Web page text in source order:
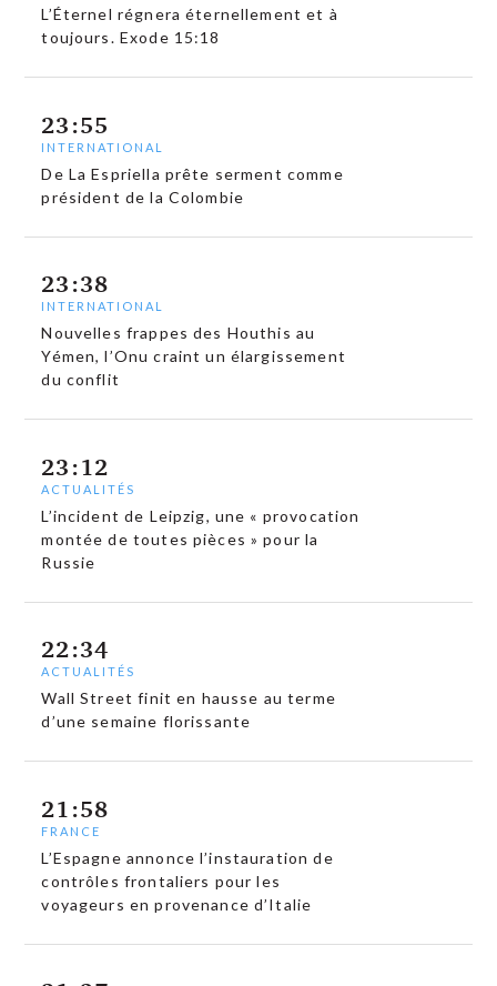
L’Éternel régnera éternellement et à
toujours. Exode 15:18
23:55
INTERNATIONAL
De La Espriella prête serment comme
président de la Colombie
23:38
INTERNATIONAL
Nouvelles frappes des Houthis au
Yémen, l’Onu craint un élargissement
du conflit
23:12
ACTUALITÉS
L’incident de Leipzig, une « provocation
montée de toutes pièces » pour la
Russie
22:34
ACTUALITÉS
Wall Street finit en hausse au terme
d’une semaine florissante
21:58
FRANCE
L’Espagne annonce l’instauration de
contrôles frontaliers pour les
voyageurs en provenance d’Italie